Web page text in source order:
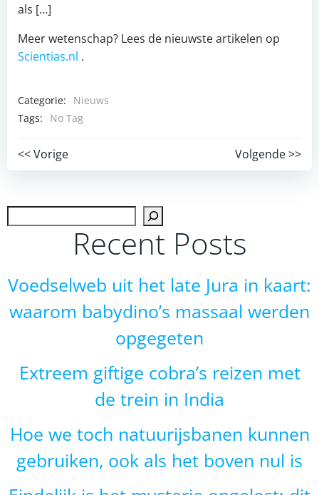
als […]
Meer wetenschap? Lees de nieuwste artikelen op
Scientias.nl .
Categorie:
Nieuws
Tags:
No Tag
Post
navigation
<< Vorige
Post
navigation
Volgende >>
Recent Posts
Voedselweb uit het late Jura in kaart:
waarom babydino’s massaal werden
opgegeten
Extreem giftige cobra’s reizen met
de trein in India
Hoe we toch natuurijsbanen kunnen
gebruiken, ook als het boven nul is